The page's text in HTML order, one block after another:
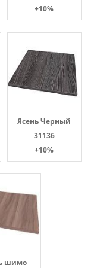
+10%
Ясень Черный
31136
+10%
шимо